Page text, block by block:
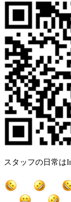
スタッフの日常は